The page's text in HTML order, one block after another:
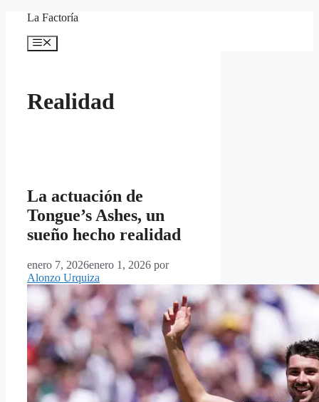
Saltar
contenido
La Factoría
Menú
Realidad
La actuación de
Tongue’s Ashes, un
sueño hecho realidad
enero 7, 2026enero 1, 2026 por
Alonzo Urquiza